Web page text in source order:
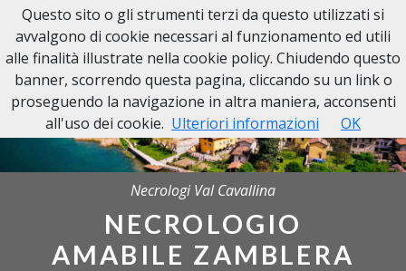
NECROLOGI VAL CAVALLINA
Necrologi Val Cavallina
NECROLOGIO
AMABILE ZAMBLERA
Questo sito o gli strumenti terzi da questo utilizzati si
avvalgono di cookie necessari al funzionamento ed utili
alle finalità illustrate nella cookie policy. Chiudendo questo
banner, scorrendo questa pagina, cliccando su un link o
proseguendo la navigazione in altra maniera, acconsenti
all'uso dei cookie. Ulteriori informazioni OK